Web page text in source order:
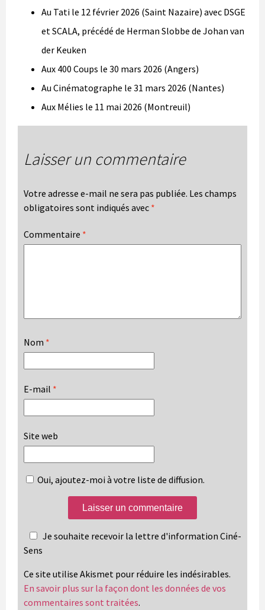
Au Tati le 12 février 2026 (Saint Nazaire) avec DSGE
et SCALA, précédé de Herman Slobbe de Johan van
der Keuken
Aux 400 Coups le 30 mars 2026 (Angers)
Au Cinématographe le 31 mars 2026 (Nantes)
Aux Mélies le 11 mai 2026 (Montreuil)
Laisser un commentaire
Votre adresse e-mail ne sera pas publiée. Les champs
obligatoires sont indiqués avec *
Commentaire *
Nom *
E-mail *
Site web
Oui, ajoutez-moi à votre liste de diffusion.
Je souhaite recevoir la lettre d'information Ciné-
Sens
Ce site utilise Akismet pour réduire les indésirables.
En savoir plus sur la façon dont les données de vos
commentaires sont traitées.